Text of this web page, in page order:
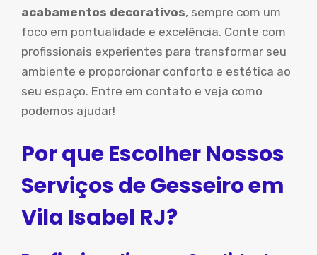
acabamentos decorativos, sempre com um
foco em pontualidade e excelência. Conte com
profissionais experientes para transformar seu
ambiente e proporcionar conforto e estética ao
seu espaço. Entre em contato e veja como
podemos ajudar!
Por que Escolher Nossos
Serviços de Gesseiro em
Vila Isabel RJ?